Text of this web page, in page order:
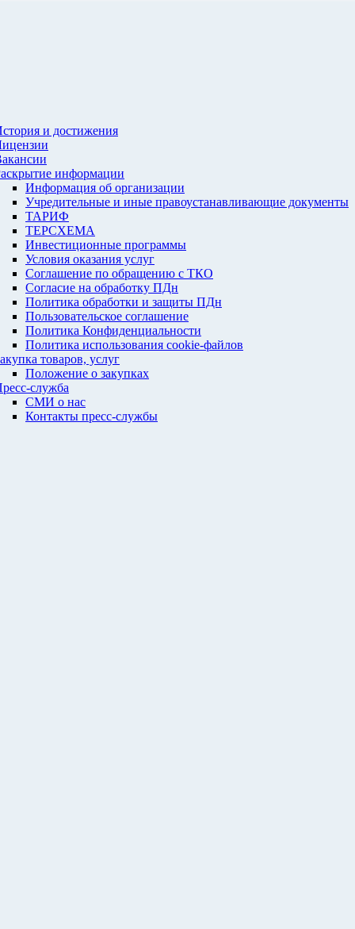
и достижения
информации
Информация об организации
Учредительные и иные правоустанавливающие документы
ТАРИФ
ТЕРСХЕМА
Инвестиционные программы
Условия оказания услуг
Соглашение по обращению с ТКО
Согласие на обработку ПДн
Политика обработки и защиты ПДн
Пользовательское соглашение
Политика Конфиденциальности
Политика использования cookie-файлов
товаров, услуг
Положение о закупках
служба
СМИ о нас
Контакты пресс-службы